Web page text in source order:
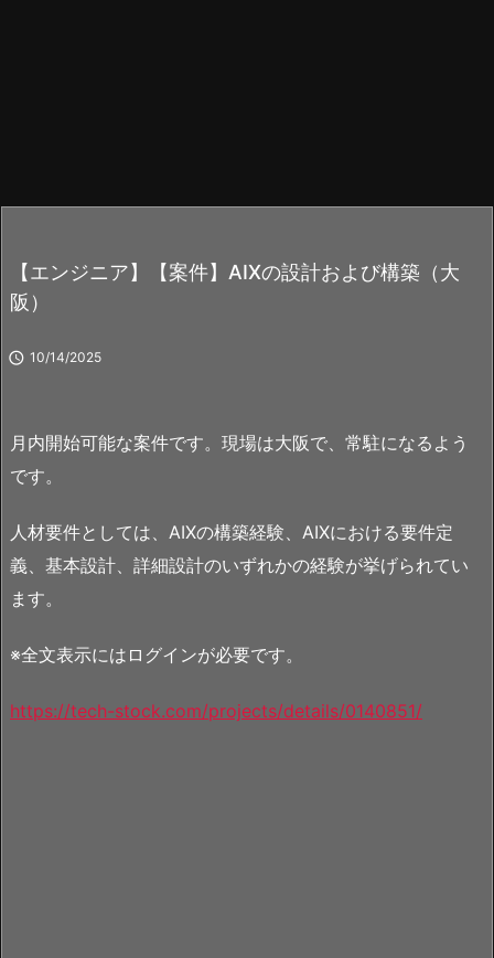
【エンジニア】【案件】AIXの設計および構築（大
阪）
 10/14/2025
月内開始可能な案件です。現場は大阪で、常駐になるよう
です。
人材要件としては、AIXの構築経験、AIXにおける要件定
義、基本設計、詳細設計のいずれかの経験が挙げられてい
ます。
※全文表示にはログインが必要です。
https://tech-stock.com/projects/details/0140851/